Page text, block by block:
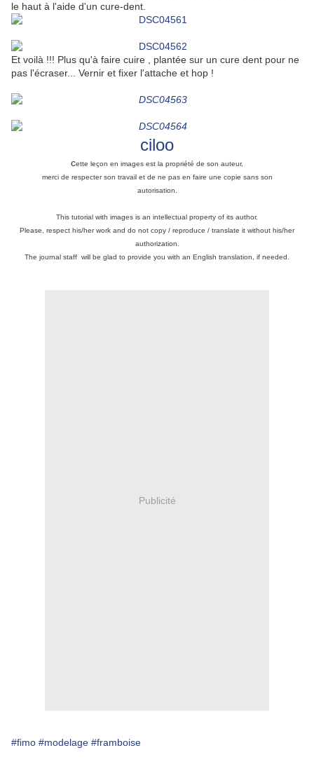
le haut à l'aide d'un cure-dent.
Et voilà !!! Plus qu'à faire cuire , plantée sur un cure dent pour ne
pas l'écraser... Vernir et fixer l'attache et hop !
ciloo
cette leçon en images est la propriété de son auteur,
merci de respecter son travail et de ne pas en faire une copie sans son
autorisation.
This tutorial with images is an intellectual property of its author.
Please, respect his/her work and do not copy / reproduce / translate it without his/her
authorization.
The journal staff will be glad to provide you with an English translation, if needed.
Publicité
#fimo #modelage #framboise